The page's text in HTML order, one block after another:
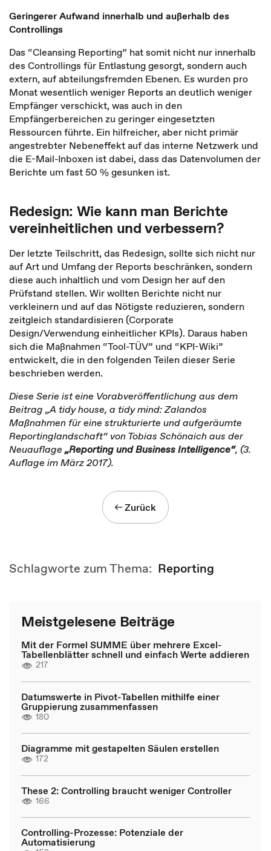
Geringerer Aufwand innerhalb und außerhalb des
Controllings
Das “Cleansing Reporting” hat somit nicht nur innerhalb
des Controllings für Entlastung gesorgt, sondern auch
extern, auf abteilungsfremden Ebenen. Es wurden pro
Monat wesentlich weniger Reports an deutlich weniger
Empfänger verschickt, was auch in den
Empfängerbereichen zu geringer eingesetzten
Ressourcen führte. Ein hilfreicher, aber nicht primär
angestrebter Nebeneffekt auf das interne Netzwerk und
die E-Mail-Inboxen ist dabei, dass das Datenvolumen der
Berichte um fast 50 % gesunken ist.
Redesign: Wie kann man Berichte
vereinheitlichen und verbessern?
Der letzte Teilschritt, das Redesign, sollte sich nicht nur
auf Art und Umfang der Reports beschränken, sondern
diese auch inhaltlich und vom Design her auf den
Prüfstand stellen. Wir wollten Berichte nicht nur
verkleinern und auf das Nötigste reduzieren, sondern
zeitgleich standardisieren (Corporate
Design/Verwendung einheitlicher KPIs). Daraus haben
sich die Maßnahmen “Tool-TÜV” und “KPI-Wiki”
entwickelt, die in den folgenden Teilen dieser Serie
beschrieben werden.
Diese Serie ist eine Vorabveröffentlichung aus dem
Beitrag „A tidy house, a tidy mind: Zalandos
Maßnahmen für eine strukturierte und aufgeräumte
Reportinglandschaft“ von Tobias Schönaich aus der
Neuauflage „Reporting und Business Intelligence“, (3.
Auflage im März 2017).
Zurück
Schlagworte zum Thema: Reporting
Meistgelesene Beiträge
Mit der Formel SUMME über mehrere Excel-
Tabellenblätter schnell und einfach Werte addieren
217
Datumswerte in Pivot-Tabellen mithilfe einer
Gruppierung zusammenfassen
180
Diagramme mit gestapelten Säulen erstellen
172
These 2: Controlling braucht weniger Controller
166
Controlling-Prozesse: Potenziale der
Automatisierung